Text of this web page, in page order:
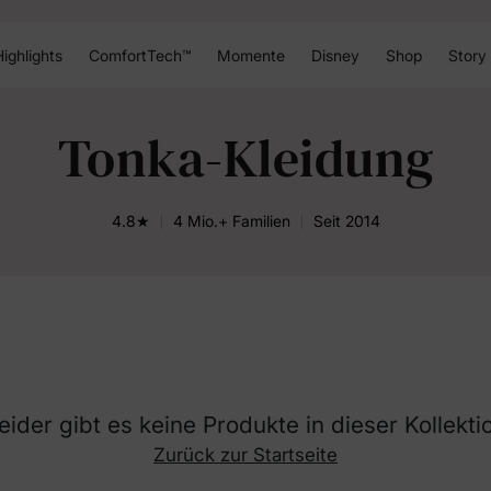
ComfortTech™ Momente Disney Shop Story
Tonka-Kleidung
4.8★ 4 Mio.+ Familien Seit 2014
gibt es keine Produkte in dieser
Zurück zur Startseite